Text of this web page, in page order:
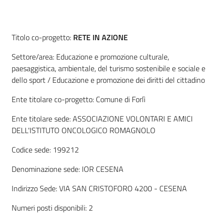
Sociale
Argomenti
Servizi
Piani Programmi
Descrizione
Titolo co-progetto: RETE IN AZIONE
Settore/area: Educazione e promozione culturale,
paesaggistica, ambientale, del turismo sostenibile e sociale e
dello sport / Educazione e promozione dei diritti del cittadino
Ente titolare co-progetto: Comune di Forlì
Ente titolare sede: ASSOCIAZIONE VOLONTARI E AMICI
DELL'ISTITUTO ONCOLOGICO ROMAGNOLO
Codice sede: 199212
Denominazione sede: IOR CESENA
Indirizzo Sede: VIA SAN CRISTOFORO 4200 - CESENA
Numeri posti disponibili: 2